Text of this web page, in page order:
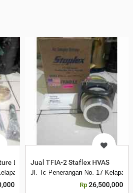
Limit TML Hand Operation
Dua Kebon Jeruk
Jual TFIA-2 Staflex HVAS
Jl. Tc Penerangan No. 17 Kelapa
Rp 26,500,000